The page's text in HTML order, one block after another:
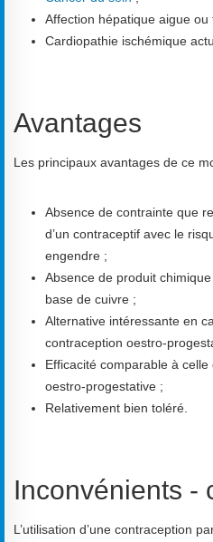
Affection hépatique aigue
Cardiopathie ischémique
Avantages
Les principaux avantages de ce
Absence de contrainte que
d’un contraceptif avec le
engendre ;
Absence de produit
base de cuivre ;
Alternative intéressante en
contraception oestro-
Efficacité comparable à
oestro-progestative ;
Relativement bien toléré.
Inconvénients -
L’utilisation d’une contraception